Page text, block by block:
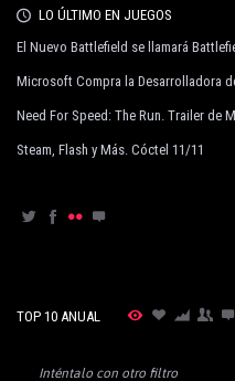
LO ÚLTIMO EN JUEGOS
El Nuevo Battlefield se llamará
Microsoft Compra la Desarrolladora
Need For Speed: The Run. Trailer de
Steam, Flash y Más. Cóctel 11/11
TOP 10 ANUAL
Inténtalo con otro filtro